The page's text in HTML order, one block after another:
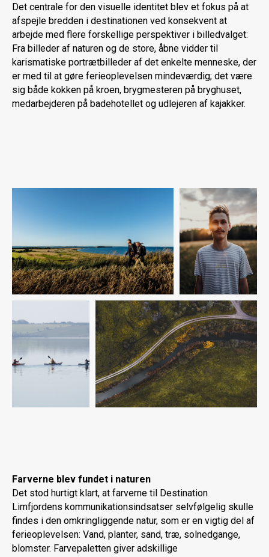
Det centrale for den visuelle identitet blev et fokus på at
afspejle bredden i destinationen ved konsekvent at
arbejde med flere forskellige perspektiver i billedvalget:
Fra billeder af naturen og de store, åbne vidder til
karismatiske portrætbilleder af det enkelte menneske, der
er med til at gøre ferieoplevelsen mindeværdig; det være
sig både kokken på kroen, brygmesteren på bryghuset,
medarbejderen på badehotellet og udlejeren af kajakker.
Farverne blev fundet i naturen
Det stod hurtigt klart, at farverne til Destination
Limfjordens kommunikationsindsatser selvfølgelig skulle
findes i den omkringliggende natur, som er en vigtig del af
ferieoplevelsen: Vand, planter, sand, træ, solnedgange,
blomster. Farvepaletten giver adskillige